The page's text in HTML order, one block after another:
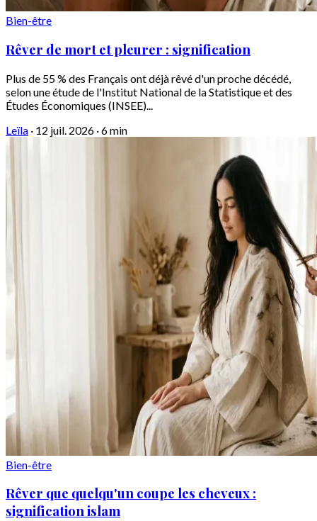
Bien-être
Rêver de mort et pleurer : signification
Plus de 55 % des Français ont déjà rêvé d'un proche décédé,
selon une étude de l'Institut National de la Statistique et des
Études Économiques (INSEE)...
Leïla · 12 juil. 2026 ·6 min
Bien-être
Rêver que quelqu'un coupe les cheveux :
signification islam